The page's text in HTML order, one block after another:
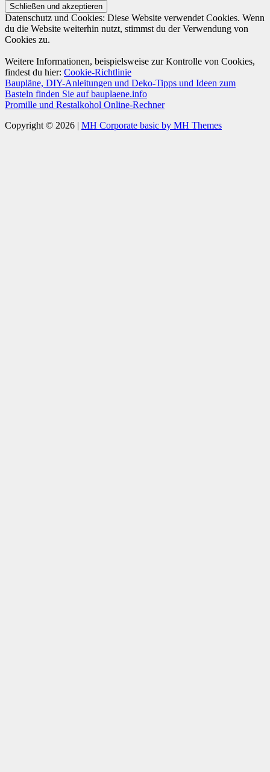
Datenschutz und Cookies: Diese Website verwendet Cookies. Wenn
du die Website weiterhin nutzt, stimmst du der Verwendung von
Cookies zu.
Weitere Informationen, beispielsweise zur Kontrolle von Cookies,
findest du hier: Cookie-Richtlinie
Baupläne, DIY-Anleitungen und Deko-Tipps und Ideen zum
Basteln finden Sie auf bauplaene.info
Promille und Restalkohol Online-Rechner
Copyright © 2026 | MH Corporate basic by MH Themes